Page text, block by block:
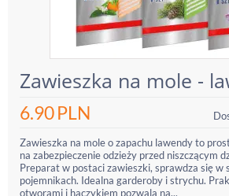
Zawieszka na mole -
6.90PLN
Zawieszka na mole o zapachu lawendy to
na zabezpieczenie odzieży przed niszczącym
Preparat w postaci zawieszki, sprawdza się w
pojemnikach. Idealna garderoby i strychu.
otworami i haczykiem pozwala na...